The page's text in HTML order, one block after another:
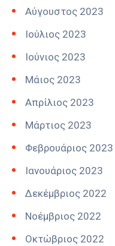
Αύγουστος 2023
Ιούλιος 2023
Ιούνιος 2023
Μάιος 2023
Απρίλιος 2023
Μάρτιος 2023
Φεβρουάριος 2023
Ιανουάριος 2023
Δεκέμβριος 2022
Νοέμβριος 2022
Οκτώβριος 2022